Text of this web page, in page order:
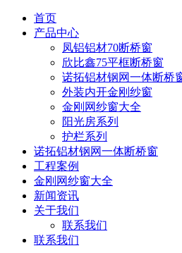
首页
产品中心
凤铝铝材70断桥窗
欣比鑫75平框断桥窗
诺拓铝材钢网一体断桥
外装内开金刚纱窗
金刚网纱窗大全
阳光房系列
护栏系列
诺拓铝材钢网一体断桥窗
工程案例
金刚网纱窗大全
新闻资讯
关于我们
联系我们
联系我们